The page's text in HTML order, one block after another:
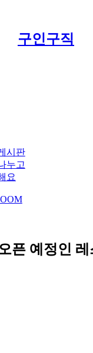
시판
누고
요
구인구직
픈 예정인